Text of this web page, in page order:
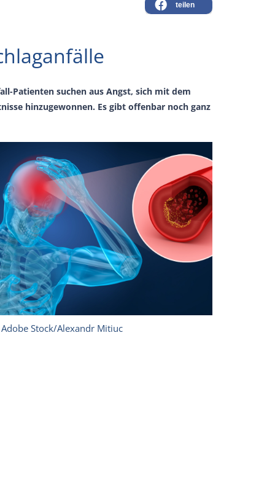
teilen
Patienten suchen aus Angst, sich mit dem
hinzugewonnen. Es gibt offenbar noch ganz
Stock/Alexandr Mitiuc